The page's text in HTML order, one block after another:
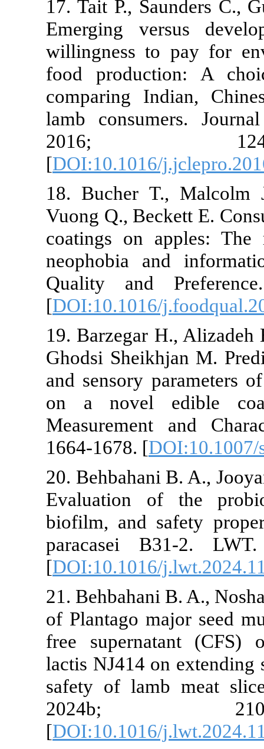
17. Tait P.,
Emerging
willingness
food
comparing
lamb
[
18. Bucher
Vuong Q.,
coatings on
neophobia
Quality
[
19. ‏Barzegar H., Alizadeh Behbahani B., Mirzaei A.,
Ghodsi
and sensory
on a novel
1664-1678.‏ [
20.
Evaluation
biofilm, and
paracasei
[
21.
of Plantago
free
lactis NJ414
safety of
[